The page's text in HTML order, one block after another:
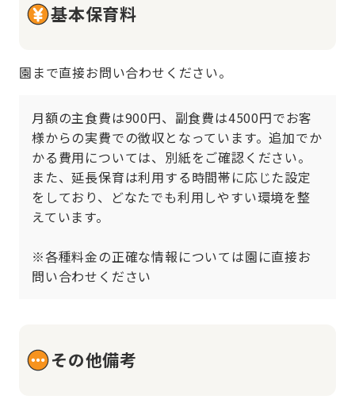
基本保育料
園まで直接お問い合わせください。
月額の主食費は900円、副食費は4500円でお客
様からの実費での徴収となっています。追加でか
かる費用については、別紙をご確認ください。
また、延長保育は利用する時間帯に応じた設定
をしており、どなたでも利用しやすい環境を整
えています。
※各種料金の正確な情報については園に直接お
問い合わせください
その他備考